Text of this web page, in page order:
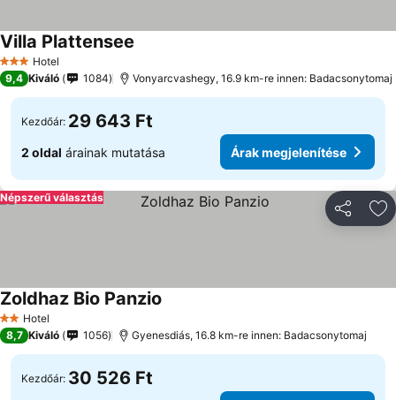
3 Kategória
Hotel
Villa Plattensee
9,4 Kiváló 1084 Vonyarcvashegy, 16.9 km-re innen: Badacsonytomaj
Kezdőár: 29 643 Ft
2 oldal árainak mutatása Árak megjelenítése
Népszerű választás
2 Kategória
Hotel
Zoldhaz Bio Panzio
8,7 Kiváló 1056 Gyenesdiás, 16.8 km-re innen: Badacsonytomaj
Kezdőár: 30 526 Ft